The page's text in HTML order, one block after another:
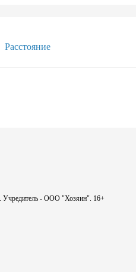
Расстояние
Учредитель - ООО "Хозяин". 16+